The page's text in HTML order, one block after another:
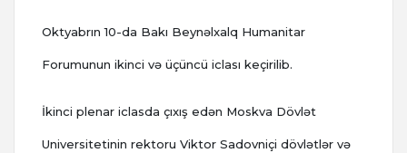
Oktyabrın 10-da Bakı Beynəlxalq Humanitar
Forumunun ikinci və üçüncü iclası keçirilib.
İkinci plenar iclasda çıxış edən Moskva Dövlət
Universitetinin rektoru Viktor Sadovniçi dövlətlər və